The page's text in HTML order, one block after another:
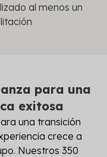
al menos un
para una
exitosa
una transición
crece a
Nuestros 350